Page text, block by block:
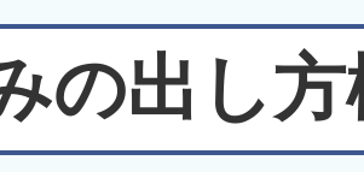
の出し